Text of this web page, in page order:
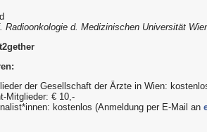
Radioonkologie d. Medizinischen Universität
der Gesellschaft der Ärzte in Wien:
Mitglieder: € 10,-
kostenlos (Anmeldung per E-Mail an